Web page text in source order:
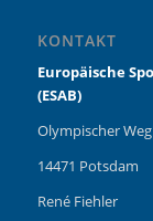
KONTAKT
Europäische
(ESAB)
Olympischer
14471 Potsdam
René Fiehler